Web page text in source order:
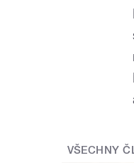
VŠECHNY